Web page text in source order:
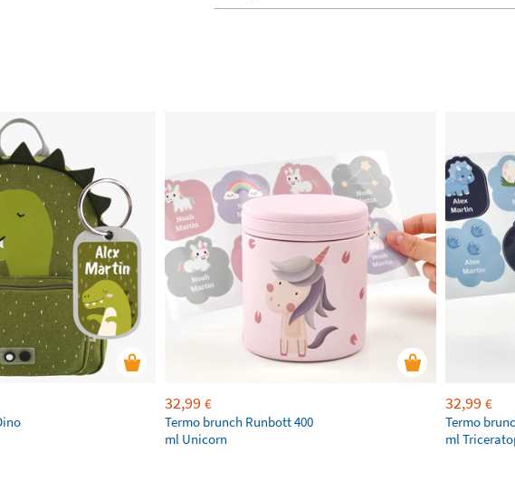
32,99 €
Termo brunch Runbott 400
ml Unicorn
32,99 €
Termo
ml